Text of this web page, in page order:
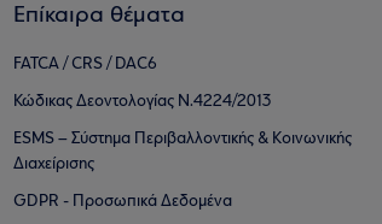
Επίκαιρα θέματα
FATCA / CRS / DAC6
Κώδικας Δεοντολογίας Ν.4224/2013
ESMS – Σύστημα Περιβαλλοντικής & Κοινωνικής
Διαχείρισης
GDPR - Προσωπικά Δεδομένα